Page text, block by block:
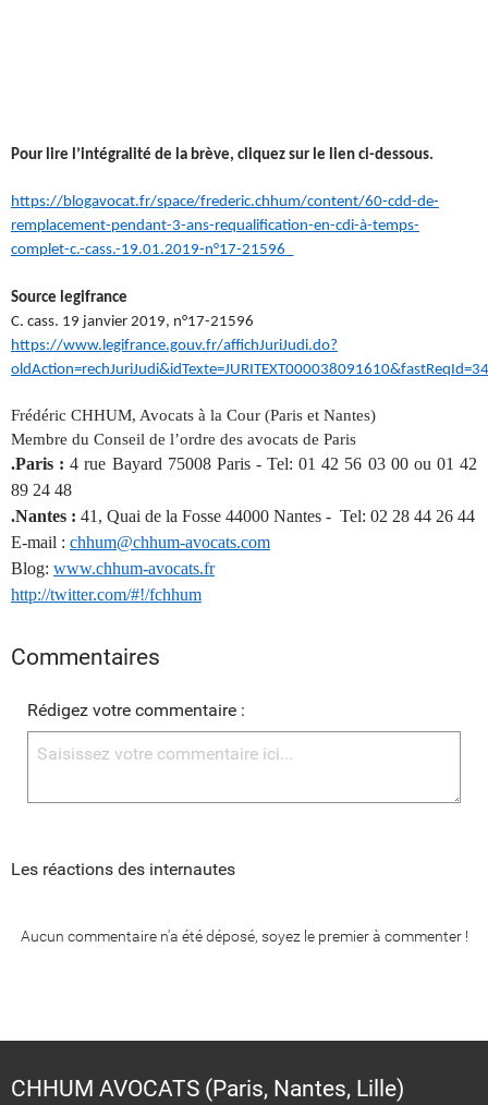
Pour lire l’intégralité de la brève, cliquez sur le lien ci-dessous.
https://blogavocat.fr/space/frederic.chhum/content/60-cdd-de-
remplacement-pendant-3-ans-requalification-en-cdi-à-temps-
complet-c.-cass.-19.01.2019-n°17-21596_
Source legifrance
C. cass. 19 janvier 2019, n°17-21596
https://www.legifrance.gouv.fr/affichJuriJudi.do?
Frédéric CHHUM, Avocats à la Cour (Paris et Nantes)
Membre du Conseil de l’ordre des avocats de Paris
.Paris : 4 rue Bayard 75008 Paris - Tel: 01 42 56 03 00 ou 01 42
89 24 48
.Nantes : 41, Quai de la Fosse 44000 Nantes - Tel: 02 28 44 26 44
E-mail : chhum@chhum-avocats.com
Blog: www.chhum-avocats.fr
http://twitter.com/#!/fchhum
Commentaires
Rédigez votre commentaire :
Les réactions des internautes
Aucun commentaire n'a été déposé, soyez le premier à commenter !
CHHUM AVOCATS (Paris, Nantes, Lille)